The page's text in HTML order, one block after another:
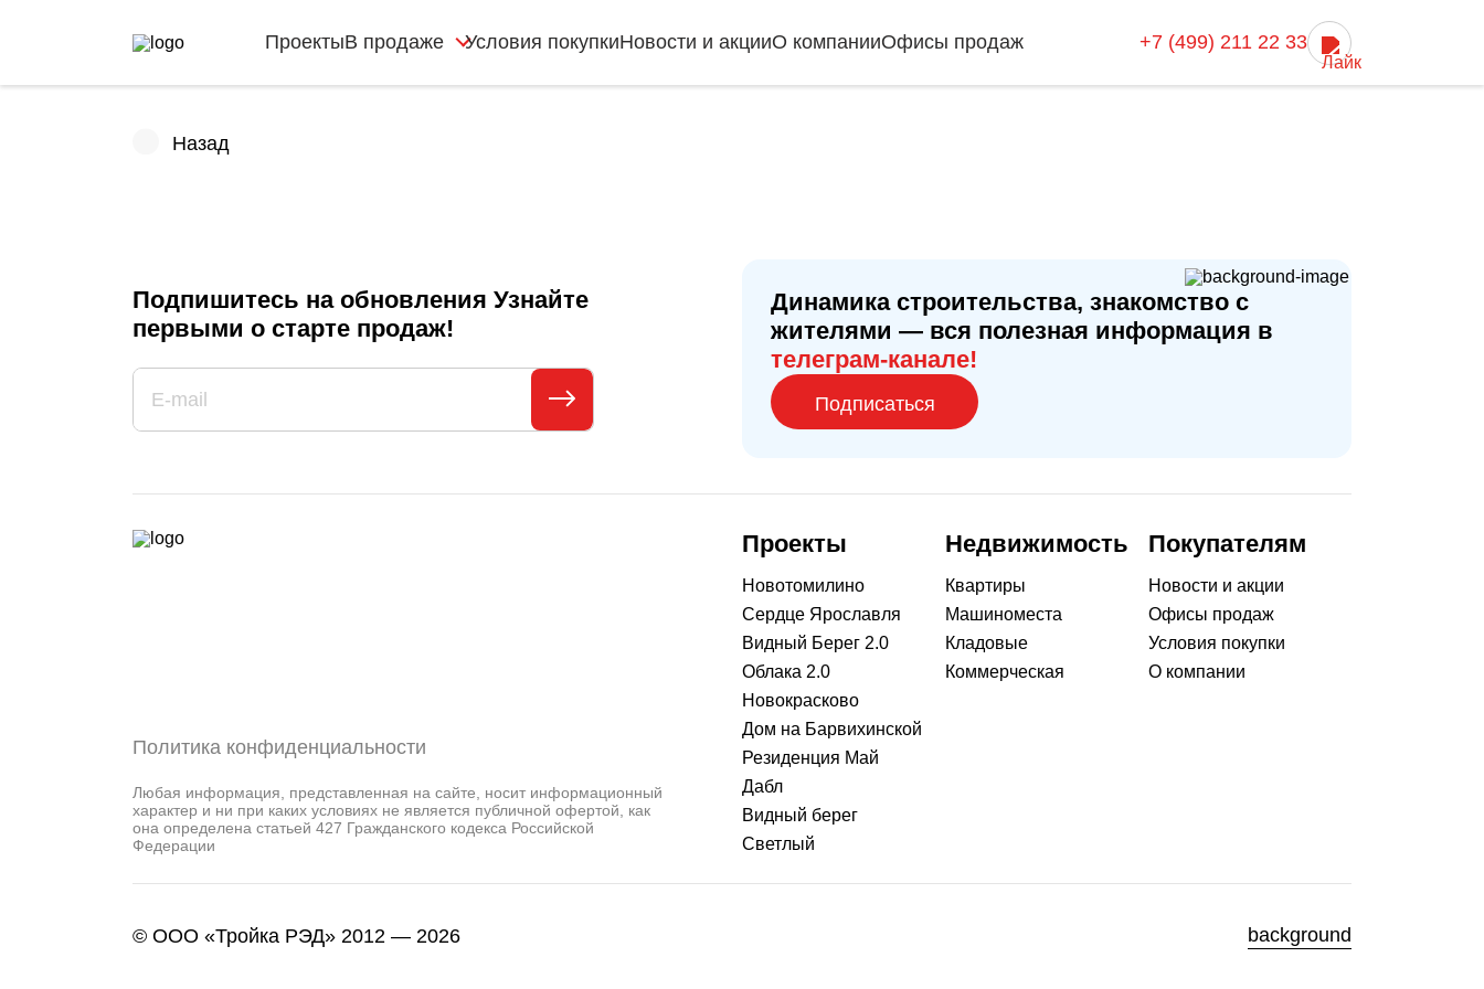
ПроектыВ продаже Условия покупкиНовости и акцииО компанииОфисы продаж +7 (499) 211 22 33
Назад
Подпишитесь на обновления Узнайте
первыми о старте продаж!
Динамика строительства, знакомство с
жителями — вся полезная информация в
телеграм-канале!
Подписаться
Политика конфиденциальности
Любая информация, представленная на сайте, носит информационный
характер и ни при каких условиях не является публичной офертой, как
она определена статьей 427 Гражданского кодекса Российской
Федерации
Проекты
Новотомилино
Сердце Ярославля
Видный Берег 2.0
Облака 2.0
Новокрасково
Дом на Барвихинской
Резиденция Май
Дабл
Видный берег
Светлый
Недвижимость
Квартиры
Машиноместа
Кладовые
Коммерческая
Покупателям
Новости и акции
Офисы продаж
Условия покупки
О компании
© ООО «Тройка РЭД» 2012 — 2026 background